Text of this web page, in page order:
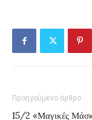
Προηγούμενο άρθρο
15/2 «Μαγικές